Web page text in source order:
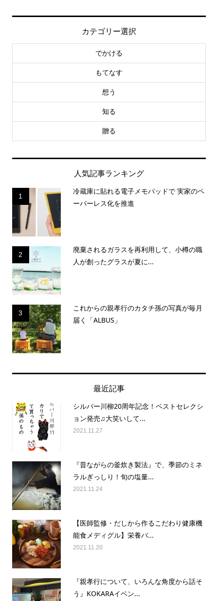
カテゴリー選択
でかける
もてなす
想う
知る
贈る
人気記事ランキング
1
冷蔵庫に貼れる電子メモパッドで 実家のペ
ーパーレス化を推進
2
廃棄されるガラスを再利用して、小樽の職
人が創ったグラスが夏に...
3
これからの親孝行のカタチ孫の写真が毎月
届く「ALBUS」
最近記事
シルバー川柳20周年記念！ベストセレクシ
ョン発売♫大笑いして...
2021.11.27
『昔ながらの釜炊き製法』で、季節のミネ
ラルぎっしり！旬の塩量...
2021.11.24
【医師監修・だしから作るこだわり健康機
能食メディグル】栄養バ...
2021.11.20
『親孝行について、いろんな角度から話そ
う』KOKARAイベン...